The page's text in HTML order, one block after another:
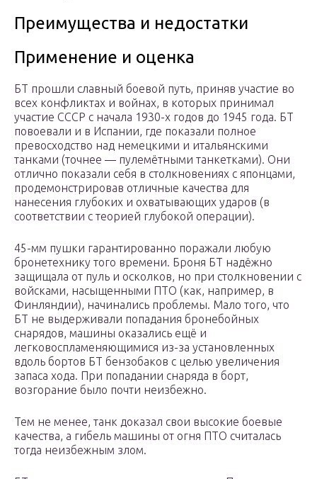
Преимущества и недостатки
Применение и оценка
БТ прошли славный боевой путь, приняв участие во
всех конфликтах и войнах, в которых принимал
участие СССР с начала 1930-х годов до 1945 года. БТ
повоевали и в Испании, где показали полное
превосходство над немецкими и итальянскими
танками (точнее — пулемётными танкетками). Они
отлично показали себя в столкновениях с японцами,
продемонстрировав отличные качества для
нанесения глубоких и охватывающих ударов (в
соответствии с теорией глубокой операции).
45-мм пушки гарантированно поражали любую
бронетехнику того времени. Броня БТ надёжно
защищала от пуль и осколков, но при столкновении с
войсками, насыщенными ПТО (как, например, в
Финляндии), начинались проблемы. Мало того, что
БТ не выдерживали попадания бронебойных
снарядов, машины оказались ещё и
легковоспламеняющимися из-за установленных
вдоль бортов БТ бензобаков с целью увеличения
запаса хода. При попадании снаряда в борт,
возгорание было почти неизбежно.
Тем не менее, танк доказал свои высокие боевые
качества, а гибель машины от огня ПТО считалась
тогда неизбежным злом.